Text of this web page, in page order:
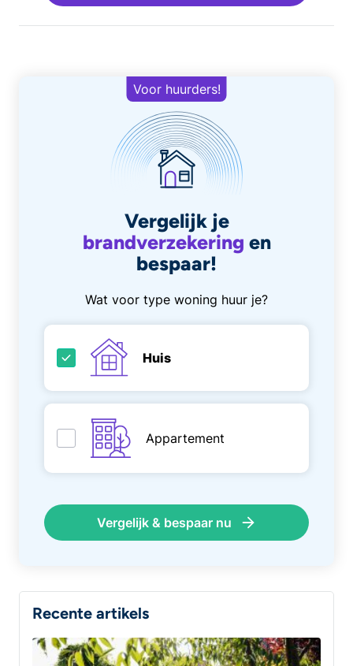
Voor huurders!
Vergelijk je
brandverzekering en
bespaar!
Wat voor type woning huur je?
Huis
Appartement
Vergelijk & bespaar nu
Recente artikels